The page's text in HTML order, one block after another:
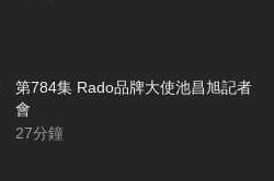
第784集 Rado品牌大使池昌旭記者
會
27分鐘